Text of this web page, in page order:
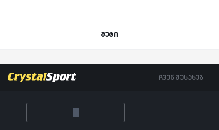
მეტი
ჩვენ შესახებ